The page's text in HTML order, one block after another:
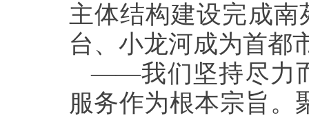
主体结构建设完成
台、小龙河成为首都
——我们坚持尽力
服务作为根本宗旨。